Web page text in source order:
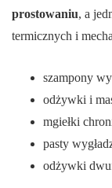
prostowaniu, a
termicznych i
szampony
odżywki i
mgiełki
pasty
odżywki